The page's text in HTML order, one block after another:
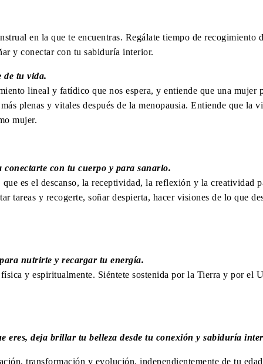
en la que te encuentras. Regálate tiempo de recogimiento
y conectar con tu sabiduría interior.
de tu vida.
lineal y fatídico que nos espera, y entiende que una mujer
plenas y vitales después de la menopausia. Entiende que la
mujer.
con tu cuerpo y para sanarlo.
es el descanso, la receptividad, la reflexión y la creatividad
tareas y recogerte, soñar despierta, hacer visiones de lo que
nutrirte y recargar tu energía.
y espiritualmente. Siéntete sostenida por la Tierra y por el
eres, deja brillar tu belleza desde tu conexión y sabiduría
transformación y evolución, independientemente de tu